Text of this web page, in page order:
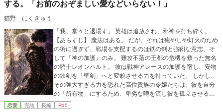
キロ先から正確に獲物の急所を射抜く、神技級の『弓技』だった。 聖剣こそ
も……それ以上になれる。 『お前しかいない』 「え？」 そんなロイを認め、
『不殺の聖剣』と呼ばれた粗末な木刀が真の力を発揮する。 それは、人間を
滅ぼしかけた四人の魔王たちが恐れた、『五番目の魔王』だった。 これは、
聖剣士になりたかったけど弓矢に愛された少年と、四人の魔王に封じられた最強
最悪の魔王が、世界を救う物語。
する。「お前のおぞましい愛などいらない！」
猫野 にくきゅう
「我、堂々と退場す」 英雄は追放され、邪神を打ち砕く。
【あらすじ】 魔法はある。 だが、それは癒やしや灯火のため
の術に過ぎず、戦場を支配するのは鉄の剣と強靭な意志、そ
して『神の加護』のみ。 難攻不落の王都の危機を救った無名
の騎士レオンハルト。 彼は戦神アレースの加護を宿し、安物
の鉄剣を「聖剣」へと変貌させる力を持っていた。 しかし、
その強大すぎる力を恐れた高位貴族の令嬢たちは、彼を自分
の「所有物」にするため、卑劣な噂を流し彼を孤立させる。
「女癖が悪い」「同僚の手柄を奪った」――。 汚名を着せら
恋愛 完結 長編 R15